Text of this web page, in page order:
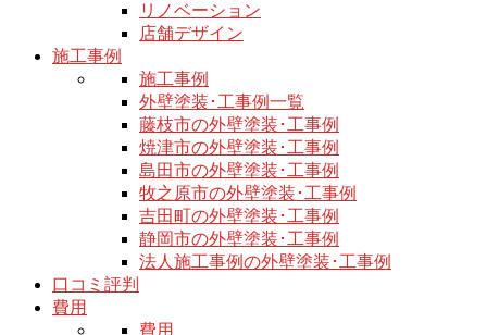
リノベーション
店舗デザイン
施工事例
施工事例
外壁塗装･工事例一覧
藤枝市の外壁塗装･工事例
焼津市の外壁塗装･工事例
島田市の外壁塗装･工事例
牧之原市の外壁塗装･工事例
吉田町の外壁塗装･工事例
静岡市の外壁塗装･工事例
法人施工事例の外壁塗装･工事例
口コミ評判
費用
費用